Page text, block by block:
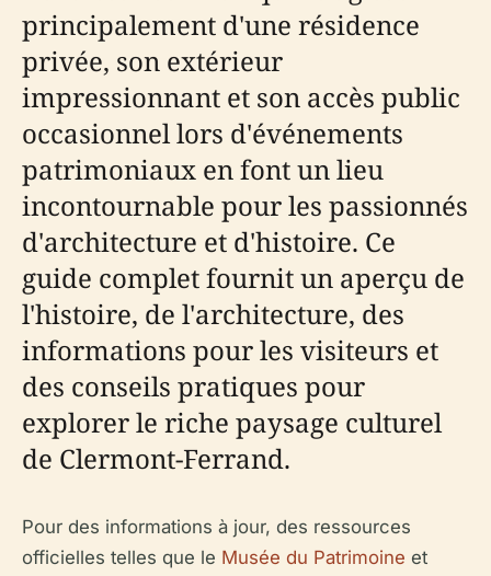
principalement d'une résidence
privée, son extérieur
impressionnant et son accès public
occasionnel lors d'événements
patrimoniaux en font un lieu
incontournable pour les passionnés
d'architecture et d'histoire. Ce
guide complet fournit un aperçu de
l'histoire, de l'architecture, des
informations pour les visiteurs et
des conseils pratiques pour
explorer le riche paysage culturel
de Clermont-Ferrand.
Pour des informations à jour, des ressources
officielles telles que le Musée du Patrimoine et